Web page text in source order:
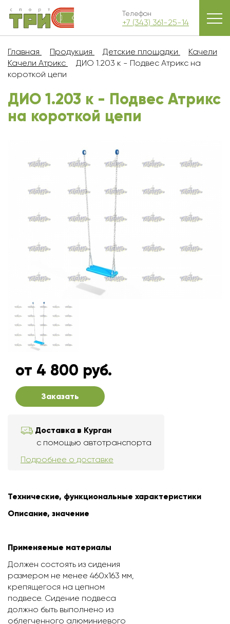
Телефон
+7 (343) 361-25-14
Главная Продукция Детские площадки
Качели
Качели Атрикс
ДИО 1.203 к - Подвес Атрикс на
короткой цепи
ДИО 1.203 к - Подвес Атрикс
на короткой цепи
от 4 800 руб.
Заказать
Доставка в Курган
с помощью автотранспорта
Подробнее о доставке
Технические, функциональные характеристики
Описание, значение
Применяемые материалы
Должен состоять из сидения
размером не менее 460х163 мм,
крепящегося на цепном
подвесе. Сидение подвеса
должно быть выполнено из
облегченного алюминиевого